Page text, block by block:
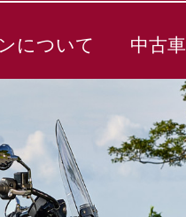
について 中古車